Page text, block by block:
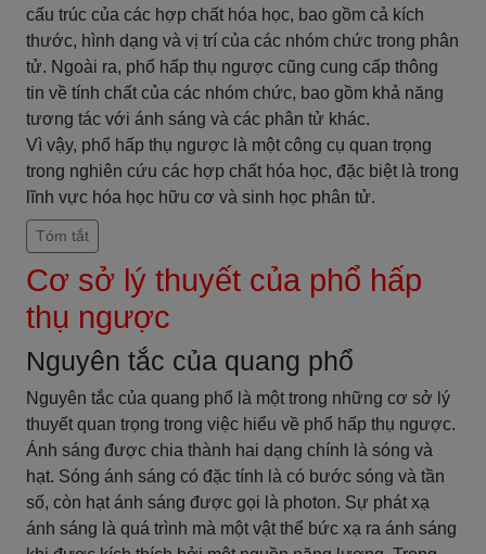
cấu trúc của các hợp chất hóa học, bao gồm cả kích
thước, hình dạng và vị trí của các nhóm chức trong phân
tử. Ngoài ra, phổ hấp thụ ngược cũng cung cấp thông
tin về tính chất của các nhóm chức, bao gồm khả năng
tương tác với ánh sáng và các phân tử khác.
Vì vậy, phổ hấp thụ ngược là một công cụ quan trọng
trong nghiên cứu các hợp chất hóa học, đặc biệt là trong
lĩnh vực hóa học hữu cơ và sinh học phân tử.
Tóm tắt
Cơ sở lý thuyết của phổ hấp
thụ ngược
Nguyên tắc của quang phổ
Nguyên tắc của quang phổ là một trong những cơ sở lý
thuyết quan trọng trong việc hiểu về phổ hấp thụ ngược.
Ánh sáng được chia thành hai dạng chính là sóng và
hạt. Sóng ánh sáng có đặc tính là có bước sóng và tần
số, còn hạt ánh sáng được gọi là photon. Sự phát xạ
ánh sáng là quá trình mà một vật thể bức xạ ra ánh sáng